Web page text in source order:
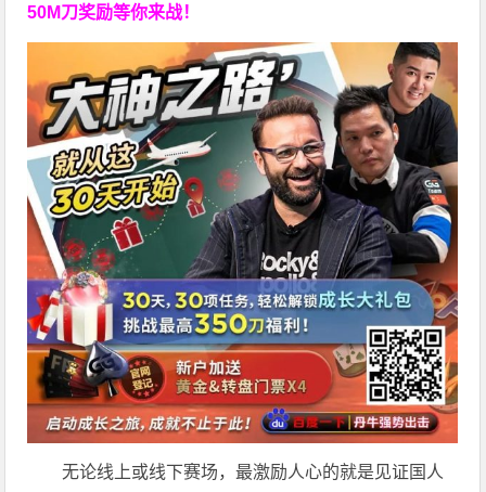
50M刀奖励等你来战！
无论线上或线下赛场，最激励人心的就是见证国人